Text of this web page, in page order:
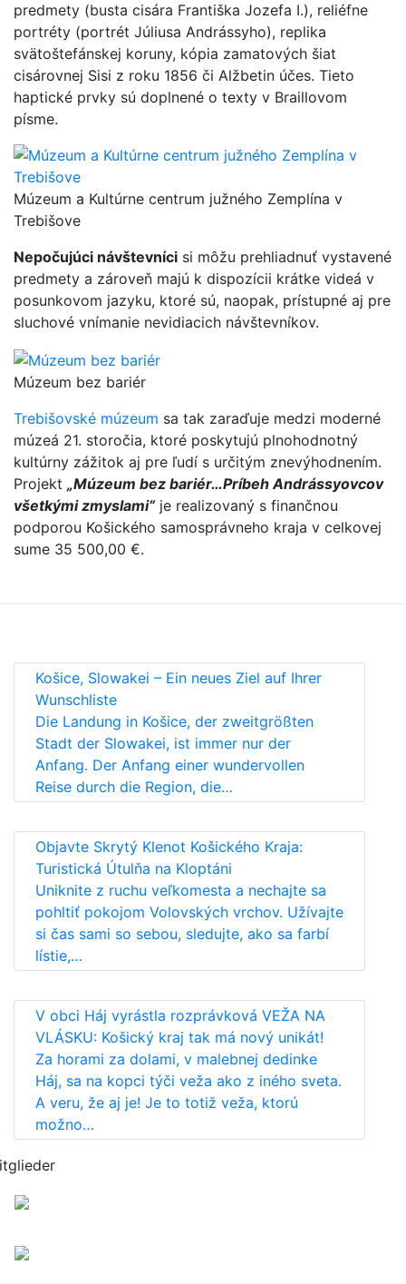
predmety (busta cisára Františka Jozefa I.), reliéfne
portréty (portrét Júliusa Andrássyho), replika
svätoštefánskej koruny, kópia zamatových šiat
cisárovnej Sisi z roku 1856 či Alžbetin účes. Tieto
haptické prvky sú doplnené o texty v Braillovom
písme.
Múzeum a Kultúrne centrum južného Zemplína v
Trebišove
Nepočujúci návštevníci si môžu prehliadnuť vystavené
predmety a zároveň majú k dispozícii krátke videá v
posunkovom jazyku, ktoré sú, naopak, prístupné aj pre
sluchové vnímanie nevidiacich návštevníkov.
Múzeum bez bariér
Trebišovské múzeum sa tak zaraďuje medzi moderné
múzeá 21. storočia, ktoré poskytujú plnohodnotný
kultúrny zážitok aj pre ľudí s určitým znevýhodnením.
Projekt „Múzeum bez bariér…Príbeh Andrássyovcov
všetkými zmyslami“je realizovaný s finančnou
podporou Košického samosprávneho kraja v celkovej
sume 35 500,00 €.
Košice, Slowakei – Ein neues Ziel auf Ihrer
Wunschliste
Die Landung in Košice, der zweitgrößten
Stadt der Slowakei, ist immer nur der
Anfang. Der Anfang einer wundervollen
Reise durch die Region, die…
Objavte Skrytý Klenot Košického Kraja:
Turistická Útulňa na Kloptáni
Uniknite z ruchu veľkomesta a nechajte sa
pohltiť pokojom Volovských vrchov. Užívajte
si čas sami so sebou, sledujte, ako sa farbí
lístie,…
V obci Háj vyrástla rozprávková VEŽA NA
VLÁSKU: Košický kraj tak má nový unikát!
Za horami za dolami, v malebnej dedinke
Háj, sa na kopci týči veža ako z iného sveta.
A veru, že aj je! Je to totiž veža, ktorú
možno…